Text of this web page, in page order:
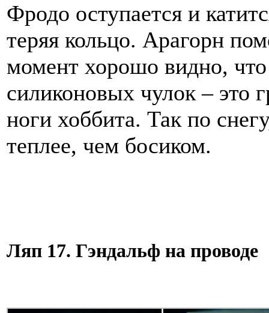
Фродо оступается и
теряя кольцо. Арагорн
момент хорошо видно,
силиконовых чулок – это
ноги хоббита. Так по
теплее, чем босиком.
Ляп 17. Гэндальф на проводе